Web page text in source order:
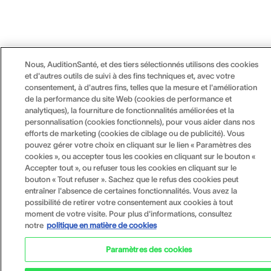
Nous, AuditionSanté, et des tiers sélectionnés utilisons des cookies
et d'autres outils de suivi à des fins techniques et, avec votre
consentement, à d'autres fins, telles que la mesure et l'amélioration
de la performance du site Web (cookies de performance et
analytiques), la fourniture de fonctionnalités améliorées et la
personnalisation (cookies fonctionnels), pour vous aider dans nos
efforts de marketing (cookies de ciblage ou de publicité). Vous
pouvez gérer votre choix en cliquant sur le lien « Paramètres des
cookies », ou accepter tous les cookies en cliquant sur le bouton «
Accepter tout », ou refuser tous les cookies en cliquant sur le
bouton « Tout refuser ». Sachez que le refus des cookies peut
entraîner l'absence de certaines fonctionnalités. Vous avez la
possibilité de retirer votre consentement aux cookies à tout
moment de votre visite. Pour plus d'informations, consultez
notre politique en matière de cookies
Paramètres des cookies